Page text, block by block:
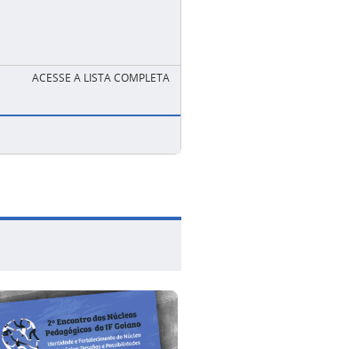
ACESSE A LISTA COMPLETA